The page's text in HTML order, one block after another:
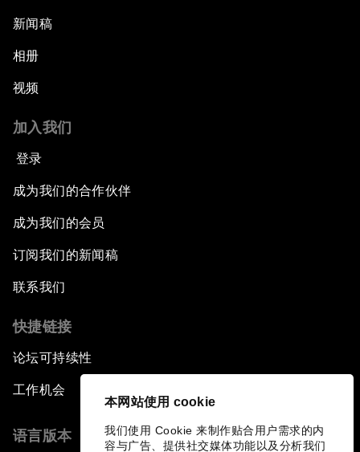
本网站使用 cookie
我们使用 Cookie 来制作贴合用户需求的内
容与广告、提供社交媒体功能以及分析我们
新闻稿
相册
视频
加入我们
登录
成为我们的合作伙伴
成为我们的会员
订阅我们的新闻稿
联系我们
快捷链接
论坛可持续性
工作机会
语言版本